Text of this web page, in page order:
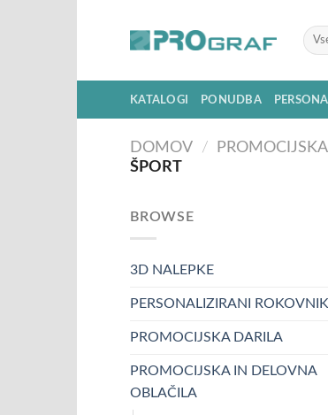
KATALOGI PONUDBA
DOMOV /
ŠPORT
BROWSE
3D NALEPKE
PERSONALIZIRANI ROKOVNIKI
PROMOCIJSKA DARILA
PROMOCIJSKA IN DELOVNA
OBLAČILA